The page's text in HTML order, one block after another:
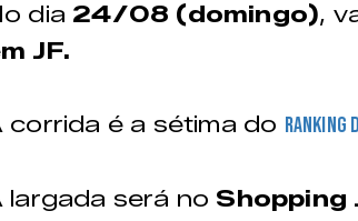
dia 24/08 (domingo),
JF.
corrida é a sétima do ranking
largada será no Shopping